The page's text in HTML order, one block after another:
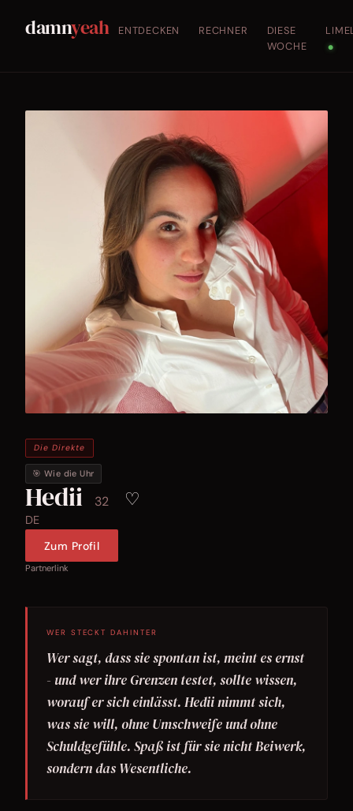
damnyeah ENTDECKEN RECHNER
DIESE
WOCHE
●
Die Direkte
🎯 Wie die Uhr
Hedii 32 ♡
DE
Zum Profil
Partnerlink
WER STECKT DAHINTER
Wer sagt, dass sie spontan ist, meint es ernst
- und wer ihre Grenzen testet, sollte wissen,
worauf er sich einlässt. Hedii nimmt sich,
was sie will, ohne Umschweife und ohne
Schuldgefühle. Spaß ist für sie nicht Beiwerk,
sondern das Wesentliche.